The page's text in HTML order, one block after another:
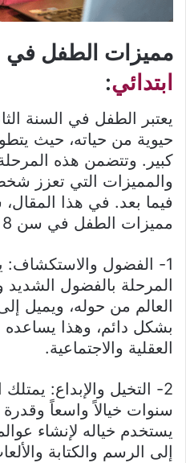
مميزات الطفل في
ابتدائي:
يعتبر الطفل في السنة
حيوية من حياته، حيث
كبير. وتتضمن هذه
والمميزات التي تعزز
فيما بعد. في هذا
مميزات الطفل في سن 8 سنوات.
1- الفضول والاستكشاف:
المرحلة بالفضول
العالم من حوله، ويميل
بشكل دائم، وهذا
العقلية والاجتماعية.
سنوات خيالاً واسعاً وقدرة
يستخدم خياله لإنشاء
إلى الرسم والكتابة